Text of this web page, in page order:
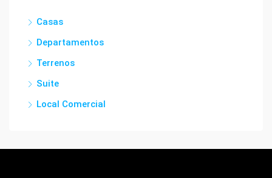
Casas
Departamentos
Terrenos
Suite
Local Comercial